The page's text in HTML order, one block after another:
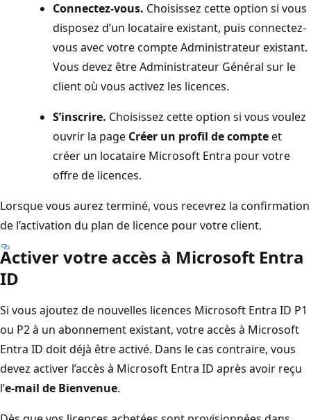
Connectez-vous. Choisissez cette option si vous
disposez d’un locataire existant, puis connectez-
vous avec votre compte Administrateur existant.
Vous devez être Administrateur Général sur le
client où vous activez les licences.
S’inscrire. Choisissez cette option si vous voulez
ouvrir la page Créer un profil de compteet
créer un locataire Microsoft Entra pour votre
offre de licences.
Lorsque vous aurez terminé, vous recevrez la confirmation
de l’activation du plan de licence pour votre client.
Activer votre accès à Microsoft Entra
ID
Si vous ajoutez de nouvelles licences Microsoft Entra ID P1
ou P2 à un abonnement existant, votre accès à Microsoft
Entra ID doit déjà être activé. Dans le cas contraire, vous
devez activer l’accès à Microsoft Entra ID après avoir reçu
l’e-mail de Bienvenue.